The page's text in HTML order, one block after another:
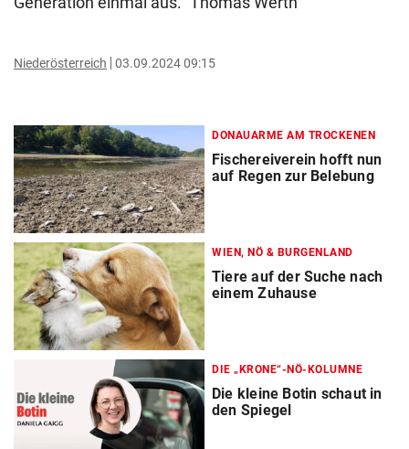
Niederösterreich 03.09.2024 09:15
DONAUARME AM TROCKENEN
Fischereiverein hofft nun
auf Regen zur Belebung
WIEN, NÖ & BURGENLAND
Tiere auf der Suche nach
einem Zuhause
DIE „KRONE“-NÖ-KOLUMNE
Die kleine Botin schaut in
den Spiegel